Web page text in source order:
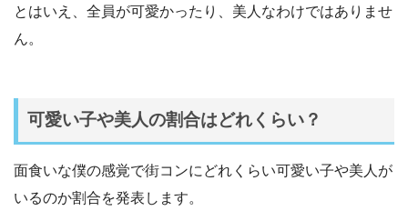
とはいえ、全員が可愛かったり、美人なわけではありませ
ん。
可愛い子や美人の割合はどれくらい？
面食いな僕の感覚で街コンにどれくらい可愛い子や美人が
いるのか割合を発表します。